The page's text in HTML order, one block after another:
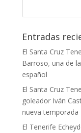
Entradas
El Santa Cruz
Barroso, una de
español
El Santa Cruz
goleador Iván
nueva temporada
El Tenerife